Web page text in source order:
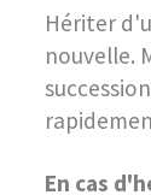
Hériter
nouvelle.
En cas